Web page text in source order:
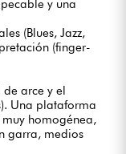
y una
(Blues, Jazz,
(finger-
arce y el
Una plataforma
homogénea,
garra, medios